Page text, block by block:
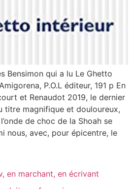
Bensimon qui a lu Le Ghetto
P.O.L éditeur, 191 p En
et Renaudot 2019, le dernier
titre magnifique et douloureux,
de choc de la Shoah se
nous, avec, pour épicentre, le
en marchant, en écrivant